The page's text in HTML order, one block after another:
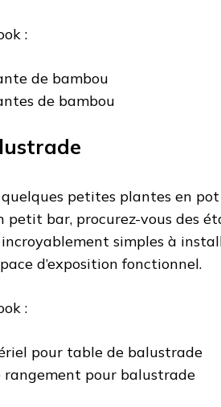
:
de bambou
de bambou
petites plantes en
petit bar, procurez-vous des
simples à
d’exposition fonctionnel.
:
pour table de balustrade
rangement pour balustrade